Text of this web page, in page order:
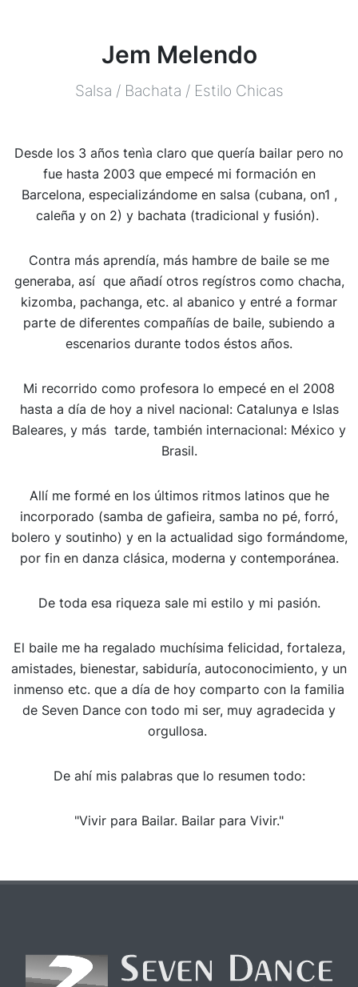
Jem Melendo
Salsa / Bachata / Estilo Chicas
Desde los 3 años tenìa claro que quería bailar pero no
fue hasta 2003 que empecé mi formación en
Barcelona, especializándome en salsa (cubana, on1 ,
caleña y on 2) y bachata (tradicional y fusión).
Contra más aprendía, más hambre de baile se me
generaba, así que añadí otros regístros como chacha,
kizomba, pachanga, etc. al abanico y entré a formar
parte de diferentes compañías de baile, subiendo a
escenarios durante todos éstos años.
Mi recorrido como profesora lo empecé en el 2008
hasta a día de hoy a nivel nacional: Catalunya e Islas
Baleares, y más tarde, también internacional: México y
Brasil.
Allí me formé en los últimos ritmos latinos que he
incorporado (samba de gafieira, samba no pé, forró,
bolero y soutinho) y en la actualidad sigo formándome,
por fin en danza clásica, moderna y contemporánea.
De toda esa riqueza sale mi estilo y mi pasión.
El baile me ha regalado muchísima felicidad, fortaleza,
amistades, bienestar, sabiduría, autoconocimiento, y un
inmenso etc. que a día de hoy comparto con la familia
de Seven Dance con todo mi ser, muy agradecida y
orgullosa.
De ahí mis palabras que lo resumen todo:
"Vivir para Bailar. Bailar para Vivir."